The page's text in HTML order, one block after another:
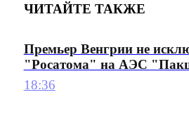
ЧИТАЙТЕ ТАКЖЕ
Премьер Венгрии не
"Росатома" на АЭС
18:36